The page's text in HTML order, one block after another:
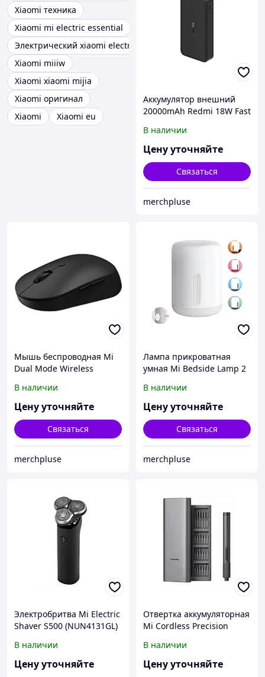
Xiaomi техника
Xiaomi mi electric essential
Электрический xiaomi electric
Xiaomi miiiw
Xiaomi xiaomi mijia
Xiaomi оригинал
Xiaomi
Xiaomi eu
Аккумулятор внешний
20000mAh Redmi 18W Fast
PB200LZM (VXN4304GL)
В наличии
Цену уточняйте
Связаться
merchpluse
Мышь беспроводная Mi
Dual Mode Wireless
WXSMSBMW02
(HLK4041GL)
В наличии
Цену уточняйте
Связаться
merchpluse
Лампа прикроватная
умная Mi Bedside Lamp 2
В наличии
Цену уточняйте
Связаться
merchpluse
Электробритва Mi Electric
Shaver S500 (NUN4131GL)
В наличии
Цену уточняйте
Отвертка аккумуляторная
Mi Cordless Precision
MJDDLSD003QW
(BHR5474GL)
В наличии
Цену уточняйте